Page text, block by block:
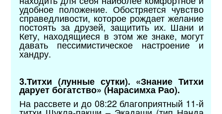
удобное положение. Обостряется чувство
справедливости, которое рождает желание
постоять за друзей, защитить их. Шани и
Кету, находящиеся в этом же знаке, могут
давать пессимистическое настроение и
хандру.
3.Титхи (лунные сутки). «Знание Титхи
дарует богатство» (Нарасимха Рао).
На рассвете и до 08:22 благоприятный 11-й